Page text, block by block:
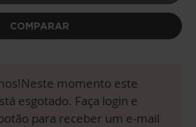
COMPARAR
momento este
esgotado. Faça login e
para receber um e-mail